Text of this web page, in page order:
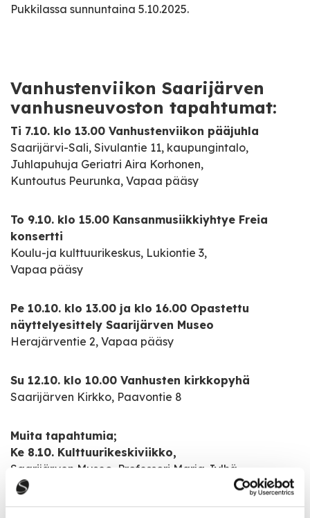
Pukkilassa sunnuntaina 5.10.2025.
Vanhustenviikon Saarijärven
vanhusneuvoston tapahtumat:
Ti 7.10. klo 13.00 Vanhustenviikon pääjuhla
Saarijärvi-Sali, Sivulantie 11, kaupungintalo,
Juhlapuhuja Geriatri Aira Korhonen,
Kuntoutus Peurunka, Vapaa pääsy
To 9.10. klo 15.00 Kansanmusiikkiyhtye Freia
konsertti
Koulu-ja kulttuurikeskus, Lukiontie 3,
Vapaa pääsy
Pe 10.10. klo 13.00 ja klo 16.00 Opastettu
näyttelyesittely Saarijärven Museo
Herajärventie 2, Vapaa pääsy
Su 12.10. klo 10.00 Vanhusten kirkkopyhä
Saarijärven Kirkko, Paavontie 8
Muita tapahtumia;
Ke 8.10. Kulttuurikeskiviikko,
Saarijärven Museo, Professori Marja Jylhä,
ikääntymisen svengi ja voima,